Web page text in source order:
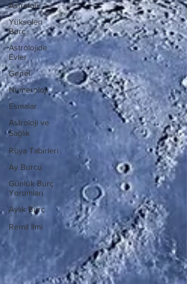
Astroloji
Yükselen
Burç
Astrolojide
Evler
Genel
Numeroloji
Esmalar
Astroloji ve
Sağlık
Rüya Tabirleri
Ay Burcu
Günlük Burç
Yorumları
Aylık Burç
Remil İlmi